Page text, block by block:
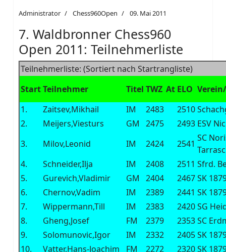
Administrator Chess960Open 09. Mai 2011
7. Waldbronner Chess960
Open 2011: Teilnehmerliste
Teilnehmerliste: (Sortiert nach Startrangliste)
StartTeilnehmer Titel TWZ At ELO
1.
Zaitsev,Mikhail IM 2483 2510
2.
Meijers,Viesturs GM 2475 2493 ESV
3.
Milov,Leonid IM 2424 2541
SC
4.
Schneider,Ilja IM 2408 2511 Sfrd.
5.
Gurevich,Vladimir GM 2404 2467SK
6.
Chernov,Vadim IM 2389 2441 SK
7.
Wippermann,Till IM 2383 2420SG
8.
Gheng,Josef FM 2379 2353SC
9.
Solomunovic,Igor IM 2332 2405SK
10.
Vatter,Hans-Joachim FM 2272 2320SK